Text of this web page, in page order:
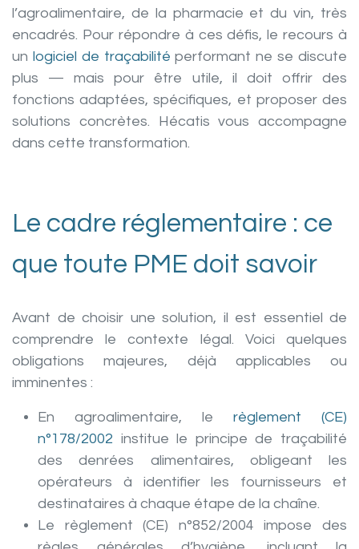
l’agroalimentaire, de la pharmacie et du vin, très
encadrés. Pour répondre à ces défis, le recours à
un logiciel de traçabilité performant ne se discute
plus — mais pour être utile, il doit offrir des
fonctions adaptées, spécifiques, et proposer des
solutions concrètes. Hécatis vous accompagne
dans cette transformation.
Le cadre réglementaire : ce
que toute PME doit savoir
Avant de choisir une solution, il est essentiel de
comprendre le contexte légal. Voici quelques
obligations majeures, déjà applicables ou
imminentes :
En agroalimentaire, le règlement (CE)
n°178/2002 institue le principe de traçabilité
des denrées alimentaires, obligeant les
opérateurs à identifier les fournisseurs et
destinataires à chaque étape de la chaîne.
Le règlement (CE) n°852/2004 impose des